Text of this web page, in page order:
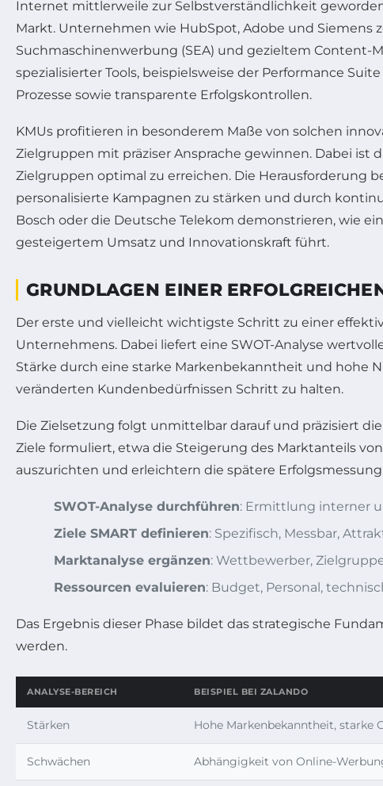
Internet mittlerweile zur Selbstverständlichkeit
Markt. Unternehmen wie HubSpot, Adobe und
Suchmaschinenwerbung (SEA) und gezieltem
spezialisierter Tools, beispielsweise der Performance
Prozesse sowie transparente Erfolgskontrollen.
KMUs profitieren in besonderem Maße von solchen
Zielgruppen mit präziser Ansprache gewinnen. Dabei ist
Zielgruppen optimal zu erreichen. Die Herausforderung
personalisierte Kampagnen zu stärken und durch
Bosch oder die Deutsche Telekom demonstrieren, wie
gesteigertem Umsatz und Innovationskraft führt.
GRUNDLAGEN EINER
Der erste und vielleicht wichtigste Schritt zu einer
Unternehmens. Dabei liefert eine SWOT-Analyse
Stärke durch eine starke Markenbekanntheit und hohe
veränderten Kundenbedürfnissen Schritt zu halten.
Die Zielsetzung folgt unmittelbar darauf und präzisiert
Ziele formuliert, etwa die Steigerung des Marktanteils
auszurichten und erleichtern die spätere
SWOT-Analyse durchführen: Ermittlung interner
Ziele SMART definieren: Spezifisch, Messbar,
Marktanalyse ergänzen: Wettbewerber,
Ressourcen evaluieren: Budget, Personal,
Das Ergebnis dieser Phase bildet das strategische
werden.
ANALYSE-BEREICH BEISPIEL BEI ZALANDO
Stärken Hohe Markenbekanntheit, starke
Schwächen Abhängigkeit von Online-